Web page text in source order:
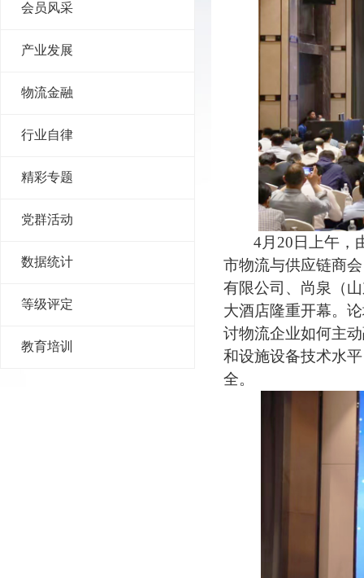
会员风采
产业发展
物流金融
行业自律
精彩专题
党群活动
数据统计
等级评定
教育培训
4月20日上午，
市物流与供应链商
有限公司、尚泉（
大酒店隆重开幕。
讨物流企业如何主
和设施设备技术水
全。